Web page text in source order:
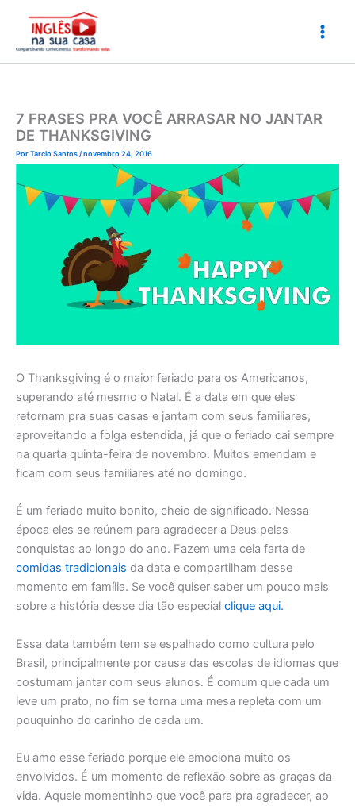
conteúdo
7 FRASES PRA VOCÊ ARRASAR NO JANTAR
DE THANKSGIVING
PorTarcio Santos/novembro 24, 2016
O Thanksgiving é o maior feriado para os Americanos,
superando até mesmo o Natal. É a data em que eles
retornam pra suas casas e jantam com seus familiares,
aproveitando a folga estendida, já que o feriado cai sempre
na quarta quinta-feira de novembro. Muitos emendam e
ficam com seus familiares até no domingo.
É um feriado muito bonito, cheio de significado. Nessa
época eles se reúnem para agradecer a Deus pelas
conquistas ao longo do ano. Fazem uma ceia farta de
comidas tradicionais da data e compartilham desse
momento em família. Se você quiser saber um pouco mais
sobre a história desse dia tão especial clique aqui.
Essa data também tem se espalhado como cultura pelo
Brasil, principalmente por causa das escolas de idiomas que
costumam jantar com seus alunos. É comum que cada um
leve um prato, no fim se torna uma mesa repleta com um
pouquinho do carinho de cada um.
Eu amo esse feriado porque ele emociona muito os
envolvidos. É um momento de reflexão sobre as graças da
vida. Aquele momentinho que você para pra agradecer, ao